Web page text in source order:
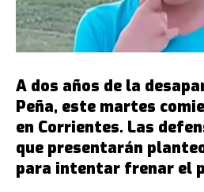
A dos años de la
Peña, este martes
en Corrientes. Las
que presentarán
para intentar frenar el